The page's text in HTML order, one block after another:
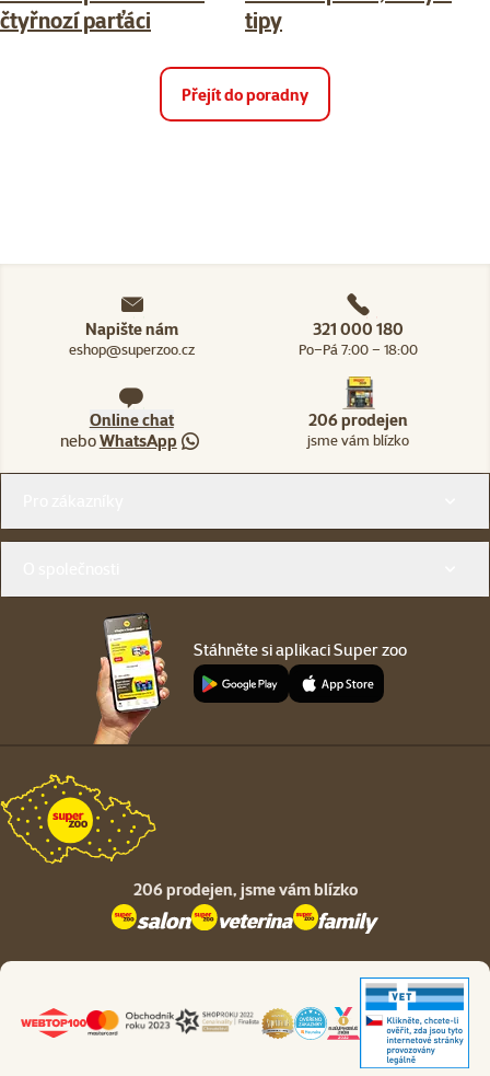
čtyřnozí parťáci
tipy
Přejít do poradny
Napište nám
eshop@superzoo.cz
321 000 180
Po–Pá 7:00 – 18:00
Online chat
neboWhatsApp
206 prodejen
jsme vám blízko
Stáhněte si aplikaci Super zoo
206 prodejen, jsme vám blízko